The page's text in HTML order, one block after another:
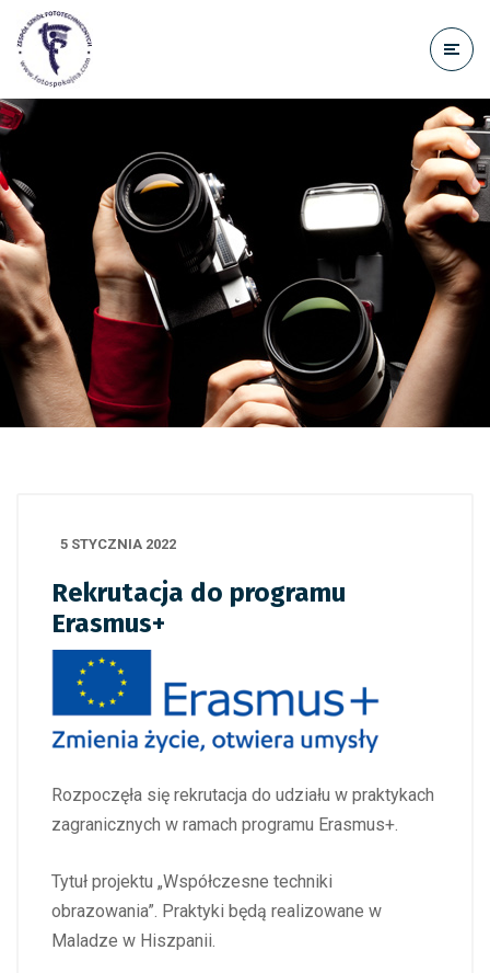
treści
5 STYCZNIA 2022
Rekrutacja do programu
Erasmus+
Rozpoczęła się rekrutacja do udziału w praktykach
zagranicznych w ramach programu Erasmus+.
Tytuł projektu „Współczesne techniki
obrazowania”. Praktyki będą realizowane w
Maladze w Hiszpanii.